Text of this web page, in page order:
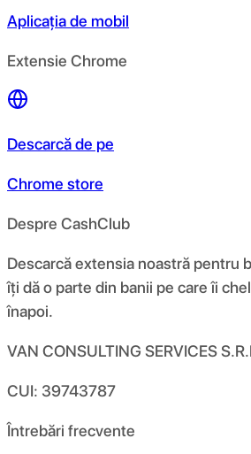
Aplicația de mobil
Extensie Chrome
Descarcă de pe
Chrome store
Despre CashClub
Descarcă extensia noastră pentru
îți dă o parte din banii pe care îi
înapoi.
VAN CONSULTING SERVICES
CUI: 39743787
Întrebări frecvente